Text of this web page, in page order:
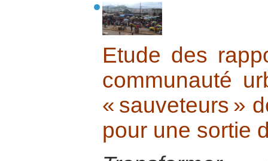
Etude des
communauté
« sauveteurs »
pour une sortie